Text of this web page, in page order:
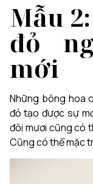
Mẫu
đỏ
mới
Những bông hoa
đỏ tạo được sự
đôi mươi cũng có
Cũng có thể mặc